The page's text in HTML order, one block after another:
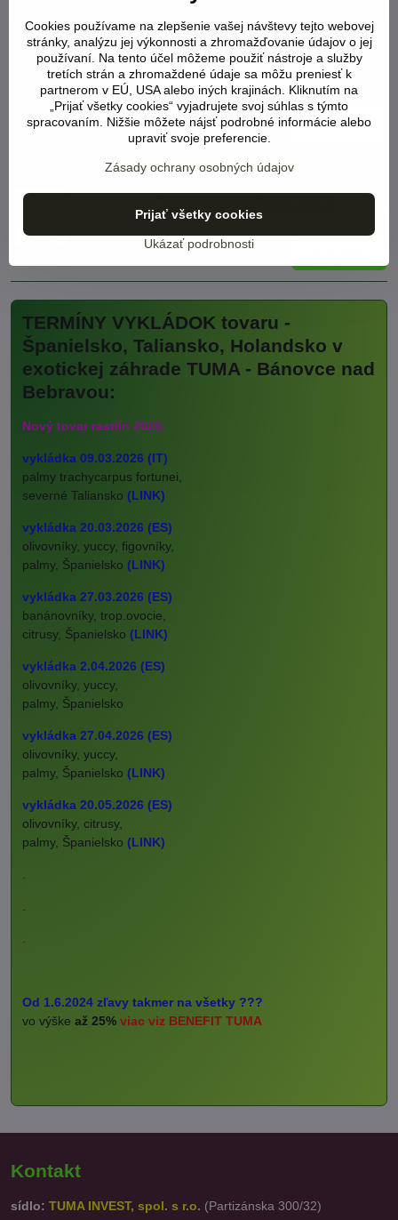
Serralunga dizajnový kvetináč Bordato liscio
o110cm
Mrazuvzdorný Dizajnový model NA SKLADE
Viď status produktu
627 € Do košíka
Serralunga dizajnový kvetináč Decorati festonato
Viď status produktu
TERMÍNY VYKLÁDOK tovaru -
Španielsko, Taliansko, Holandsko v
exotickej záhrade TUMA - Bánovce nad
Bebravou:
Nový tovar rastlín 2026:
vykládka 09.03.2026 (IT)
palmy trachycarpus fortunei,
severné Taliansko (LINK)
vykládka 20.03.2026 (ES)
olivovníky, yuccy, figovníky,
palmy, Španielsko (LINK)
vykládka 27.03.2026 (ES)
banánovníky, trop.ovocie,
citrusy, Španielsko (LINK)
vykládka 2.04.2026 (ES)
olivovníky, yuccy,
palmy, Španielsko
vykládka 27.04.2026 (ES)
olivovníky, yuccy,
palmy, Španielsko (LINK)
vykládka 20.05.2026 (ES)
olivovníky, citrusy,
palmy, Španielsko (LINK)
.
.
.
Od 1.6.2024 zľavy takmer na všetky ???
vo výške až 25% viac viz BENEFIT TUMA
Kontakt
sídlo: TUMA INVEST, spol. s r.o. (Partizánska 300/32)
Cookies používame na zlepšenie vašej návštevy tejto webovej
stránky, analýzu jej výkonnosti a zhromažďovanie údajov o jej
používaní. Na tento účel môžeme použiť nástroje a služby
tretích strán a zhromaždené údaje sa môžu preniesť k
partnerom v EÚ, USA alebo iných krajinách. Kliknutím na
„Prijať všetky cookies“ vyjadrujete svoj súhlas s týmto
spracovaním. Nižšie môžete nájsť podrobné informácie alebo
upraviť svoje preferencie.
Zásady ochrany osobných údajov
Ukázať podrobnosti
Prijať všetky cookies